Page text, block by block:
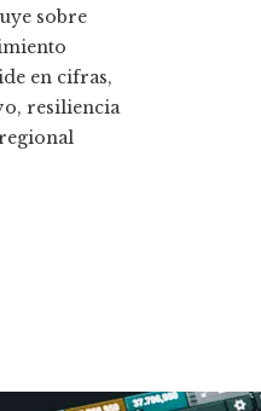
sobre
en cifras,
resiliencia